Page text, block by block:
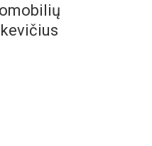
vičius